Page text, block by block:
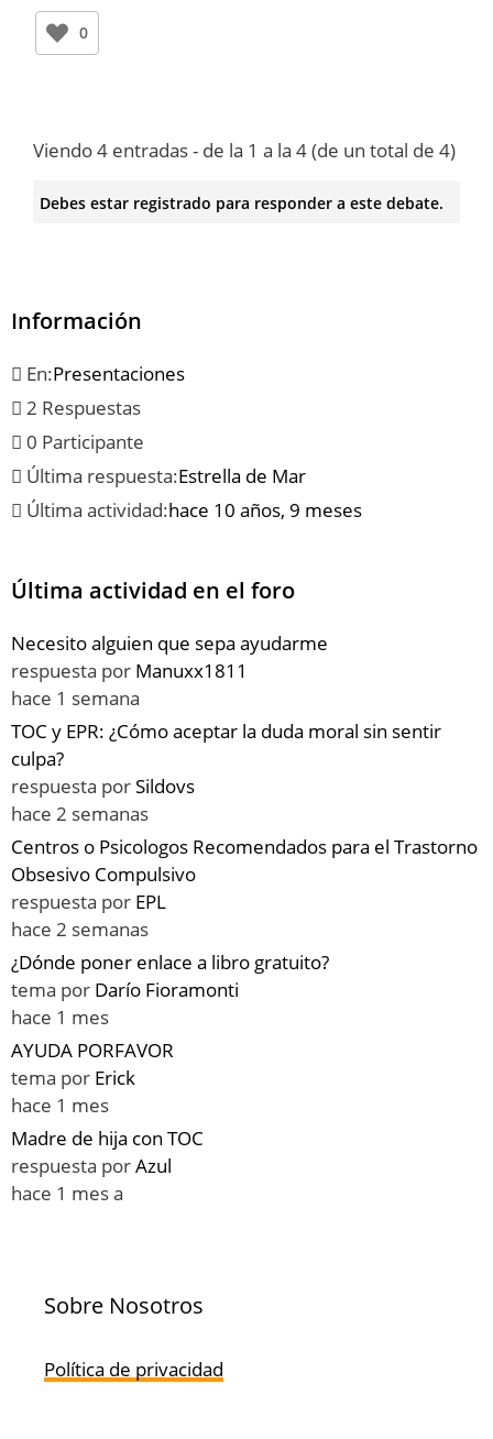
0
Viendo 4 entradas - de la 1 a la 4 (de un total de 4)
Debes estar registrado para responder a este debate.
Información
En:Presentaciones
2 Respuestas
0 Participante
Última respuesta:Estrella de Mar
Última actividad:hace 10 años, 9 meses
Última actividad en el foro
Necesito alguien que sepa ayudarme
respuesta por Manuxx1811
hace 1 semana
TOC y EPR: ¿Cómo aceptar la duda moral sin sentir
culpa?
respuesta porSildovs
hace 2 semanas
Centros o Psicologos Recomendados para el Trastorno
Obsesivo Compulsivo
respuesta por EPL
hace 2 semanas
¿Dónde poner enlace a libro gratuito?
tema por Darío Fioramonti
hace 1 mes
AYUDA PORFAVOR
tema por Erick
hace 1 mes
Madre de hija con TOC
respuesta porAzul
hace 1 mes a
Sobre Nosotros
Política de privacidad